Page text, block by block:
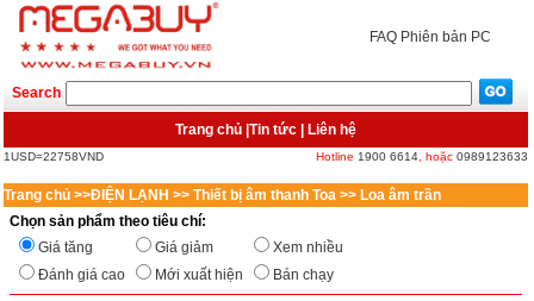
FAQ Phiên bản PC
Search
Trang chủ Tin tức Liên hệ
1USD=22758VND Hotline 1900 6614 , hoặc 0989123633
Trang chủ >>ĐIỆN LẠNH >> Thiết bị âm thanh Toa >> Loa âm trần
Chọn sản phẩm theo tiêu chí:
Giá tăng
Giá giảm
Xem nhiều
Đánh giá cao
Mới xuất hiện Bán chạy